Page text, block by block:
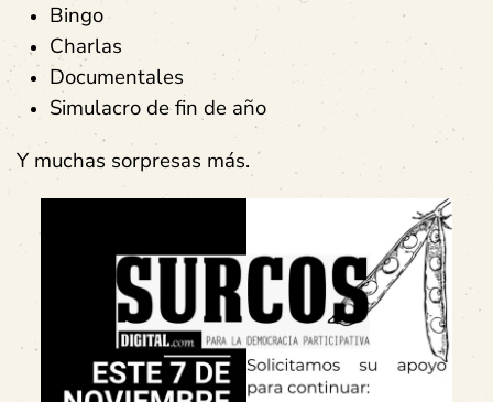
Bingo
Charlas
Documentales
Simulacro de fin de año
Y muchas sorpresas más.